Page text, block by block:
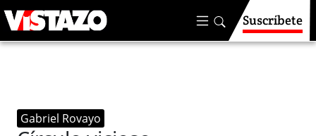
Suscríbete
Gabriel Rovayo